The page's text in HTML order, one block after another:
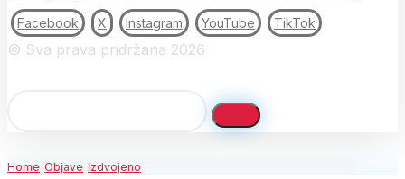
Facebook X Instagram YouTube TikTok
© Sva prava pridržana 2026
Home Objave Izdvojeno